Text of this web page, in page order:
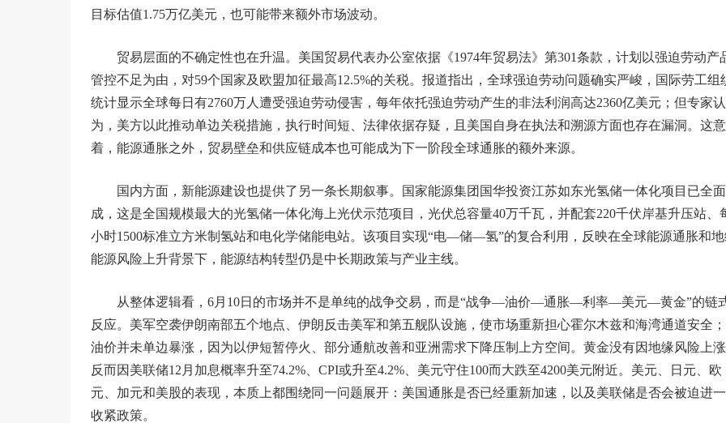
目标估值1.75万亿美元，也可能带来额外市场波动。
贸易层面的不确定性也在升温。美国贸易代表办公室依据《1974年贸易法》第301条款，计划以强迫劳动产
管控不足为由，对59个国家及欧盟加征最高12.5%的关税。报道指出，全球强迫劳动问题确实严峻，国际劳工组
统计显示全球每日有2760万人遭受强迫劳动侵害，每年依托强迫劳动产生的非法利润高达2360亿美元；但专家认
为，美方以此推动单边关税措施，执行时间短、法律依据存疑，且美国自身在执法和溯源方面也存在漏洞。这
着，能源通胀之外，贸易壁垒和供应链成本也可能成为下一阶段全球通胀的额外来源。
国内方面，新能源建设也提供了另一条长期叙事。国家能源集团国华投资江苏如东光氢储一体化项目已全
成，这是全国规模最大的光氢储一体化海上光伏示范项目，光伏总容量40万千瓦，并配套220千伏岸基升压站、
小时1500标准立方米制氢站和电化学储能电站。该项目实现“电—储—氢”的复合利用，反映在全球能源通胀和
能源风险上升背景下，能源结构转型仍是中长期政策与产业主线。
从整体逻辑看，6月10日的市场并不是单纯的战争交易，而是“战争—油价—通胀—利率—美元—黄金”的链
反应。美军空袭伊朗南部五个地点、伊朗反击美军和第五舰队设施，使市场重新担心霍尔木兹和海湾通道安全
油价并未单边暴涨，因为以伊短暂停火、部分通航改善和亚洲需求下降压制上方空间。黄金没有因地缘风险上涨
反而因美联储12月加息概率升至74.2%、CPI或升至4.2%、美元守住100而大跌至4200美元附近。美元、日元、欧
元、加元和美股的表现，本质上都围绕同一问题展开：美国通胀是否已经重新加速，以及美联储是否会被迫进
收紧政策。